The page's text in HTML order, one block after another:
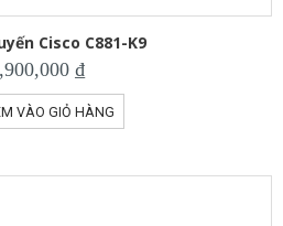
Cisco C881-K9
₫
VÀO GIỎ HÀNG